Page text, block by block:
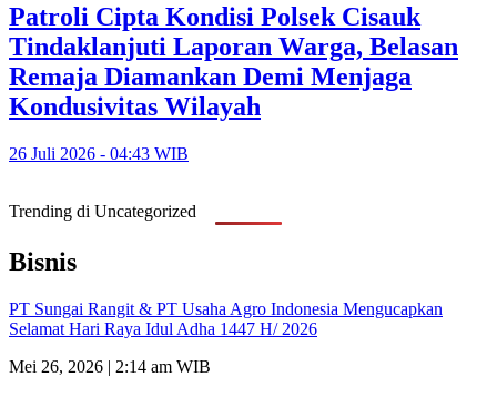
Patroli Cipta Kondisi Polsek Cisauk
Tindaklanjuti Laporan Warga, Belasan
Remaja Diamankan Demi Menjaga
Kondusivitas Wilayah
26 Juli 2026 - 04:43 WIB
Trending di Uncategorized
Bisnis
PT Sungai Rangit & PT Usaha Agro Indonesia Mengucapkan
Selamat Hari Raya Idul Adha 1447 H/ 2026
Mei 26, 2026 | 2:14 am WIB